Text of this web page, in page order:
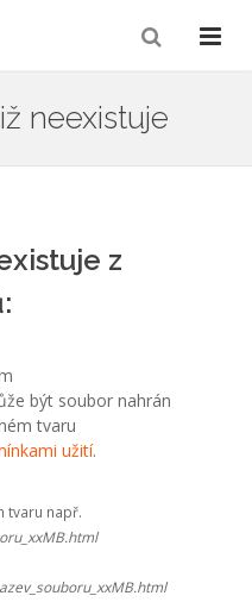
neexistuje
z
být soubor nahrán
tvaru
užití.
tvaru např.